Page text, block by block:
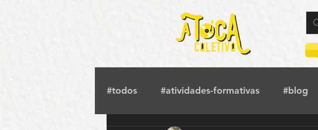
#todos #atividades-formativas #blog